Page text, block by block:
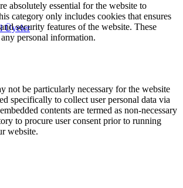
Üyeler
absolutely essential for the website to
category only includes cookies that ensures
security features of the website. These
personal information.
not be particularly necessary for the website
specifically to collect user personal data via
contents are termed as non-necessary
to procure user consent prior to running
website.